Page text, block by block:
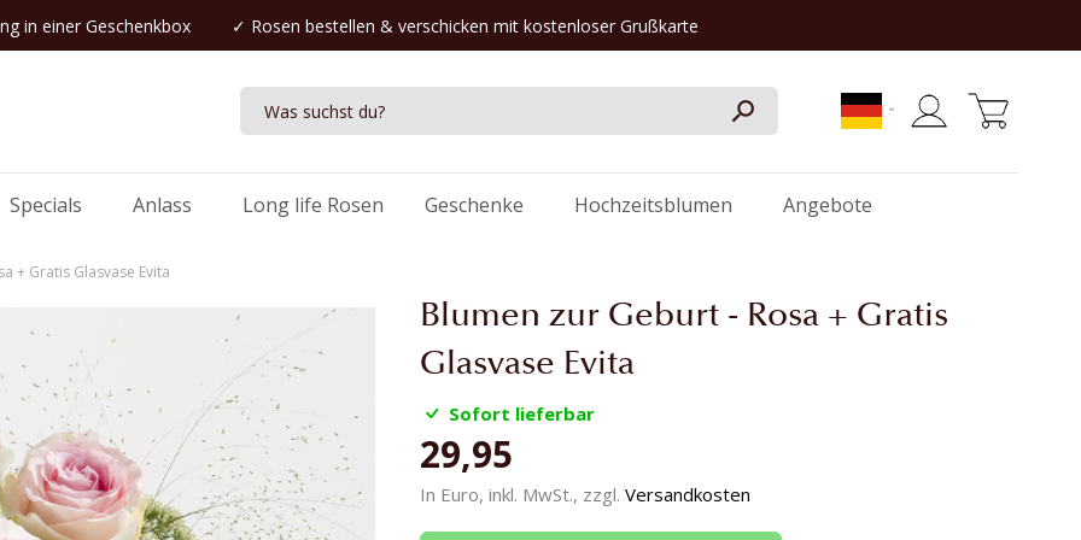
in einer Geschenkbox ✓ Rosen bestellen & verschicken mit kostenloser Grußkarte
Specials Anlass Long life Rosen Geschenke Hochzeitsblumen Angebote
+ Gratis Glasvase Evita
Blumen zur Geburt - Rosa + Gratis
Glasvase Evita
Sofort lieferbar
29,95
In Euro, inkl. MwSt., zzgl. Versandkosten